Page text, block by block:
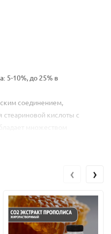
5-10%, до 25% в
соединением,
кислоты с
множеством
его ценным
используется в качестве
предотвращая
этому свойству, стеарат
кремах, помадах, тональных
‹ ›